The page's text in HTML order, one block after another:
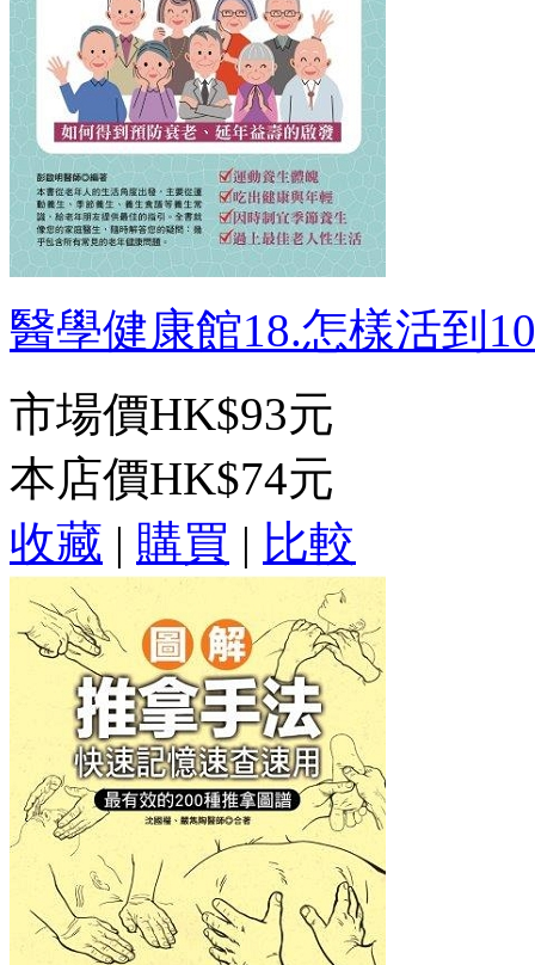
醫學健康館18.怎樣活到
市場價HK$93元
本店價HK$74元
收藏 | 購買 | 比較